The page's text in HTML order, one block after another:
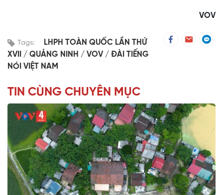
VOV
Tags:
LHPH TOÀN QUỐC LẦN THỨ
XVII
QUẢNG NINH VOV
ĐÀI TIẾNG
NÓI VIỆT NAM
TIN CÙNG CHUYÊN MỤC